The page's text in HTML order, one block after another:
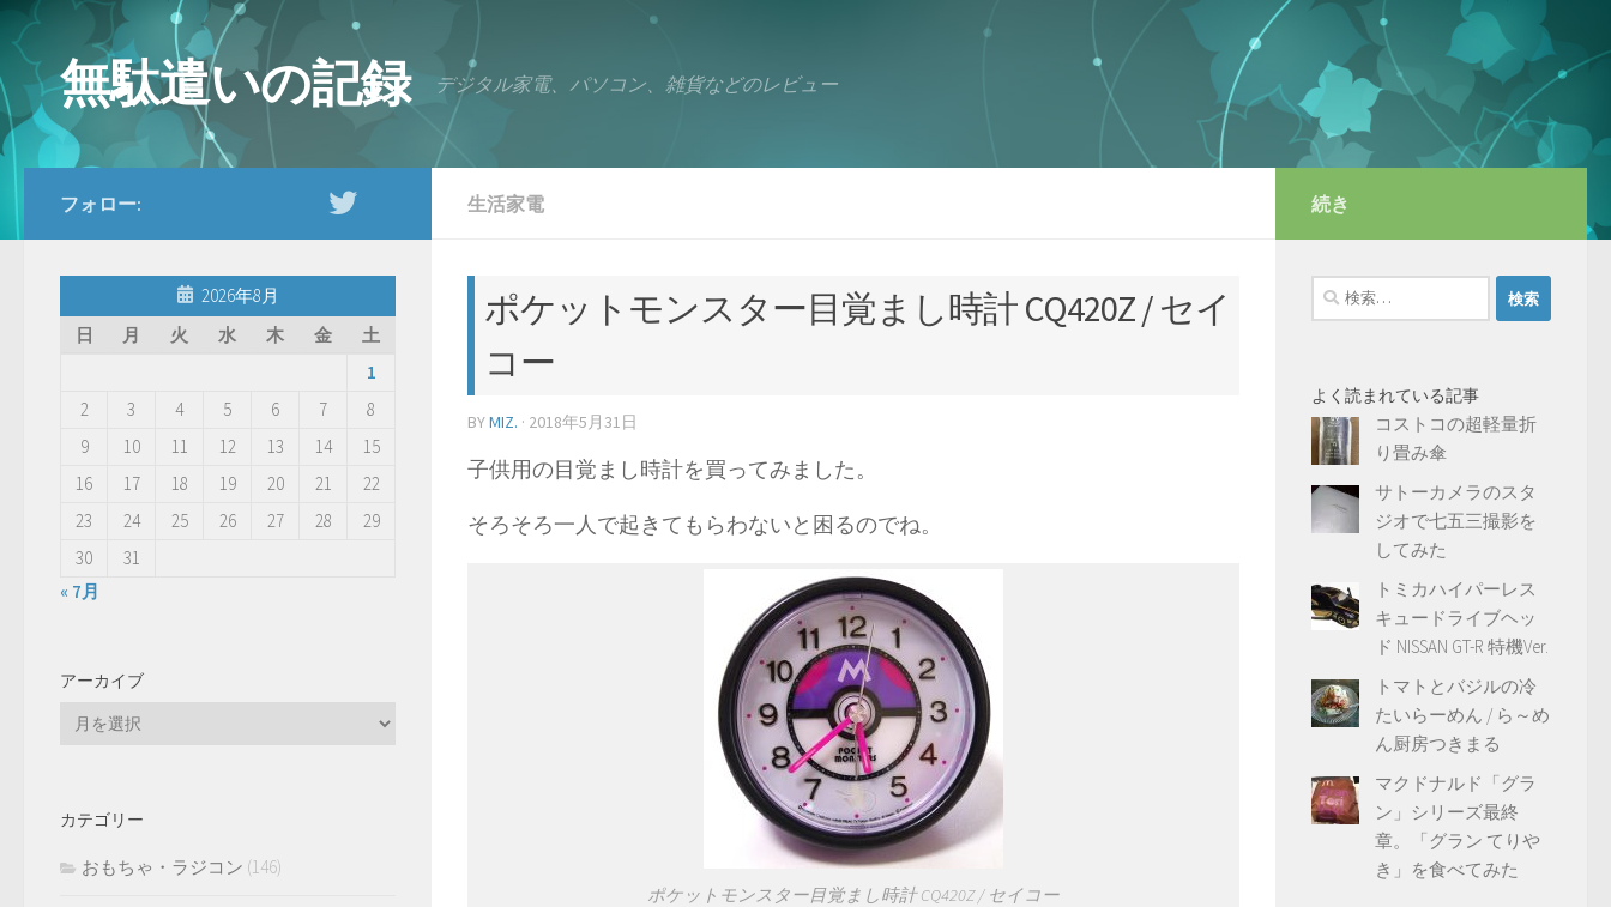
コンテンツへスキップ
無駄遣いの記録 デジタル家電、パソコン、雑貨などのレビュー
生活家電
ポケットモンスター目覚まし時計 CQ420Z / セイ
コー
BYMIZ. · 2018年5月31日
子供用の目覚まし時計を買ってみました。
そろそろ一人で起きてもらわないと困るのでね。
ポケットモンスター目覚まし時計 CQ420Z / セイコー
フォロー:
2026年8月
日
月 火 水 木 金
土
1
2
3 4 5 6 7
8
9
10 11 12 13 14
15
16
17 18 19 20 21
22
23
24 25 26 27 28
29
30
31
« 7月
アーカイブ
ブ
カテゴリー
おもちゃ・ラジコン (146)
続き
検
索:
よく読まれている記事
コストコの超軽量折
り畳み傘
サトーカメラのスタ
ジオで七五三撮影を
してみた
トミカハイパーレス
キュードライブヘッ
ド NISSAN GT-R 特機Ver.
トマトとバジルの冷
たいらーめん / ら～め
ん厨房つきまる
マクドナルド「グラ
ン」シリーズ最終
章。「グラン てりや
き」を食べてみた